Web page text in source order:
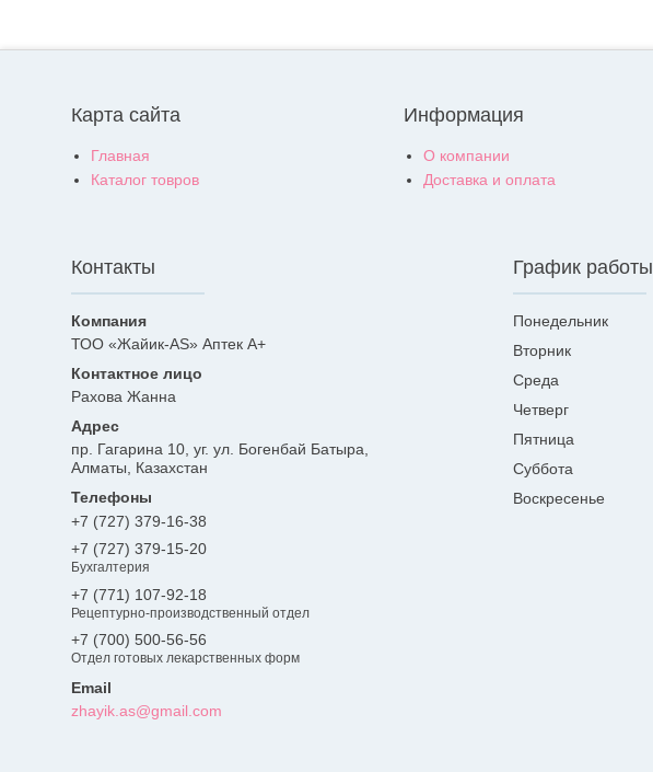
Карта сайта
Главная
Каталог товров
Информация
О компании
Доставка и оплата
Контакты
ТОО «Жайик-AS» Аптек А+
Рахова Жанна
пр. Гагарина 10, уг. ул. Богенбай Батыра,
Алматы, Казахстан
+7 (727) 379-16-38
+7 (727) 379-15-20
Бухгалтерия
+7 (771) 107-92-18
Рецептурно-производственный отдел
+7 (700) 500-56-56
Отдел готовых лекарственных форм
zhayik.as@gmail.com
График работы
Понедельник
Вторник
Среда
Четверг
Пятница
Суббота
Воскресенье